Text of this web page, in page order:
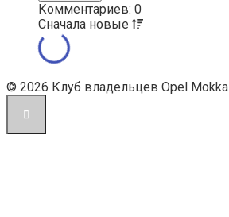
Комментариев: 0
Сначала новые
© 2026 Клуб владельцев Opel Mokka